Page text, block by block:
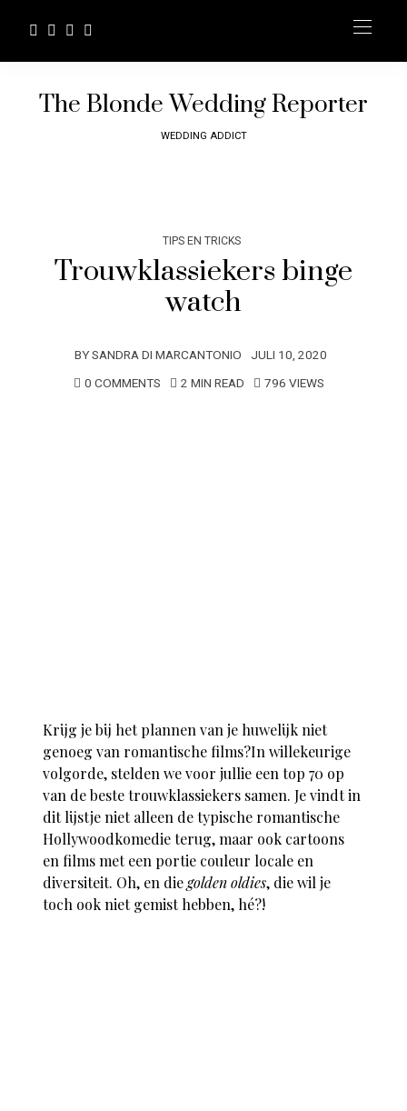
The Blonde Wedding Reporter
WEDDING ADDICT
TIPS EN TRICKS
Trouwklassiekers binge
watch
BYSANDRA DI MARCANTONIO JULI 10, 2020
0 COMMENTS
2 MIN READ 796 VIEWS
Krijg je bij het plannen van je huwelijk niet
genoeg van romantische films?In willekeurige
volgorde, stelden we voor jullie een top 70 op
van de beste trouwklassiekers samen. Je vindt in
dit lijstje niet alleen de typische romantische
Hollywoodkomedie terug, maar ook cartoons
en films met een portie couleur locale en
diversiteit. Oh, en diegolden oldies, die wil je
toch ook niet gemist hebben, hé?!